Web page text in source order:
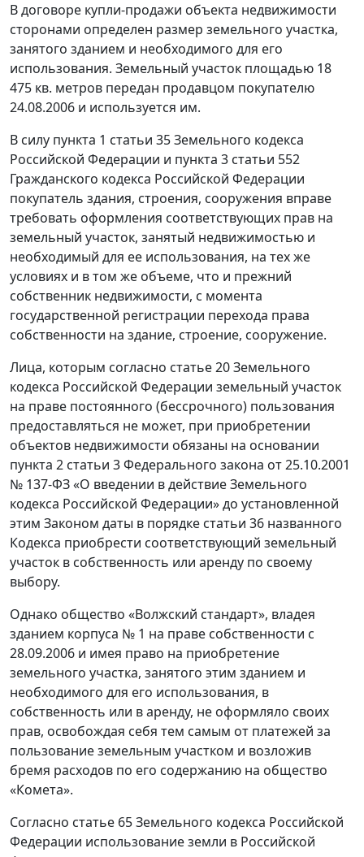
В договоре купли-продажи объекта недвижимости
сторонами определен размер земельного участка,
занятого зданием и необходимого для его
использования. Земельный участок площадью 18
475 кв. метров передан продавцом покупателю
24.08.2006 и используется им.
В силу пункта 1 статьи 35 Земельного кодекса
Российской Федерации и пункта 3 статьи 552
Гражданского кодекса Российской Федерации
покупатель здания, строения, сооружения вправе
требовать оформления соответствующих прав на
земельный участок, занятый недвижимостью и
необходимый для ее использования, на тех же
условиях и в том же объеме, что и прежний
собственник недвижимости, с момента
государственной регистрации перехода права
собственности на здание, строение, сооружение.
Лица, которым согласно статье 20 Земельного
кодекса Российской Федерации земельный участок
на праве постоянного (бессрочного) пользования
предоставляться не может, при приобретении
объектов недвижимости обязаны на основании
пункта 2 статьи 3 Федерального закона от 25.10.2001
№ 137-ФЗ «О введении в действие Земельного
кодекса Российской Федерации» до установленной
этим Законом даты в порядке статьи 36 названного
Кодекса приобрести соответствующий земельный
участок в собственность или аренду по своему
выбору.
Однако общество «Волжский стандарт», владея
зданием корпуса № 1 на праве собственности с
28.09.2006 и имея право на приобретение
земельного участка, занятого этим зданием и
необходимого для его использования, в
собственность или в аренду, не оформляло своих
прав, освобождая себя тем самым от платежей за
пользование земельным участком и возложив
бремя расходов по его содержанию на общество
«Комета».
Согласно статье 65 Земельного кодекса Российской
Федерации использование земли в Российской